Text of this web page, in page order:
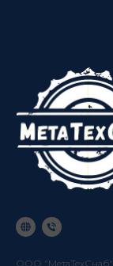
ООО "МетаТехСнаб"